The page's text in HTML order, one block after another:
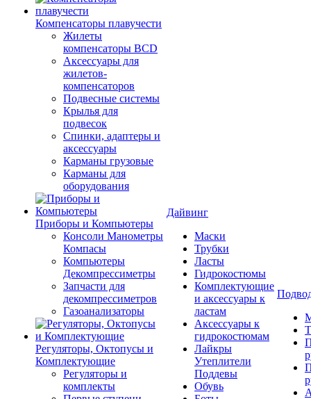
Компенсаторы плавучести
Жилеты
компенсаторы BCD
Аксессуары для
жилетов-
компенсаторов
Подвесные системы
Крылья для
подвесок
Спинки, адаптеры и
аксессуары
Карманы грузовые
Карманы для
оборудования
Приборы и Компьютеры
Консоли Манометры
Компасы
Компьютеры
Декомпрессиметры
Запчасти для
декомпрессиметров
Газоанализаторы
Регуляторы, Октопусы и
Комплектующие
Регуляторы и
комплекты
Дайвинг
Маски
Трубки
Ласты
Гидрокостюмы
Комплектующие
и аксессуары к
ластам
Аксессуары к
гидрокостюмам
Лайкры
Утеплители
Поддевы
Обувь